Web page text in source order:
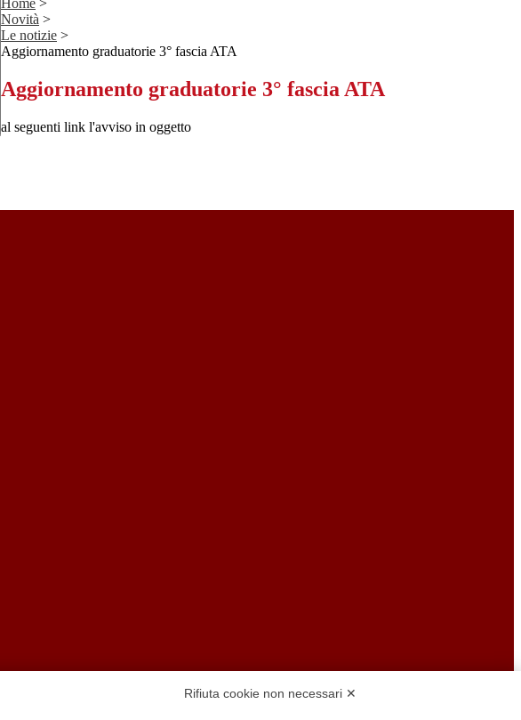
Home >
Novità >
Le notizie >
Aggiornamento graduatorie 3° fascia ATA
Aggiornamento graduatorie 3° fascia ATA
al seguenti link l'avviso in oggetto
Rifiuta cookie non necessari ✕